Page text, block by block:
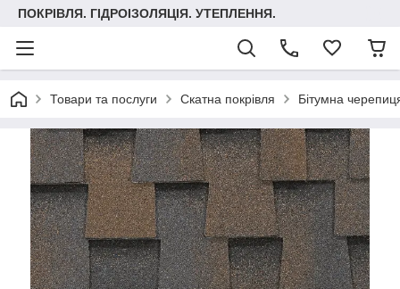
ПОКРІВЛЯ. ГІДРОІЗОЛЯЦІЯ. УТЕПЛЕННЯ.
Товари та послуги Скатна покрівля Бітумна